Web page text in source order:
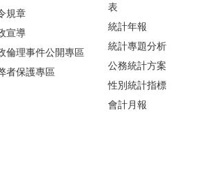
規章
宣導
倫理事件公開專區
者保護專區
表
統計年報
統計專題分析
公務統計方案
性別統計指標
會計月報